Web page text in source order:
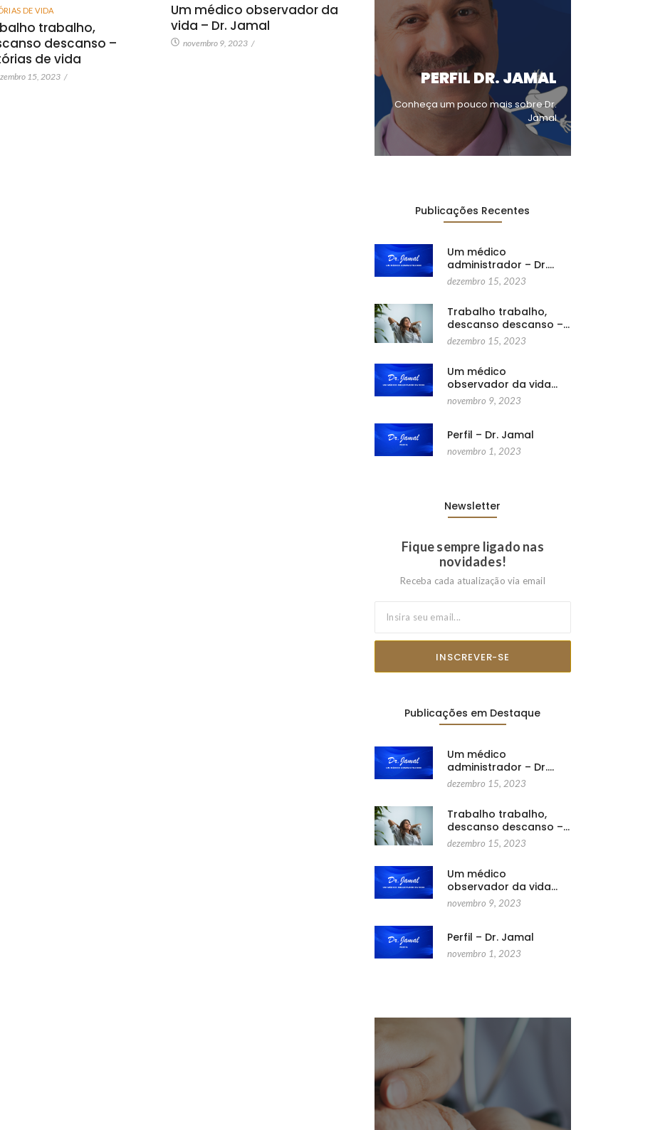
DE VIDA
trabalho,
descanso –
de vida
15, 2023 /
Um médico observador da
vida – Dr. Jamal
novembro 9, 2023 /
PERFIL DR. JAMAL
Conheça um pouco mais sobre Dr.
Jamal
Publicações Recentes
Um médico
administrador – Dr.…
dezembro 15, 2023
Trabalho trabalho,
descanso descanso –…
dezembro 15, 2023
Um médico
observador da vida…
novembro 9, 2023
Perfil – Dr. Jamal
novembro 1, 2023
Newsletter
Fique sempre ligado nas
novidades!
Receba cada atualização via email
INSCREVER-SE
Publicações em Destaque
Um médico
administrador – Dr.…
dezembro 15, 2023
Trabalho trabalho,
descanso descanso –…
dezembro 15, 2023
Um médico
observador da vida…
novembro 9, 2023
Perfil – Dr. Jamal
novembro 1, 2023